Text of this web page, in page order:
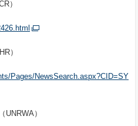
）
）
Pages/NewsSearch.aspx?CID=SY
UNRWA）